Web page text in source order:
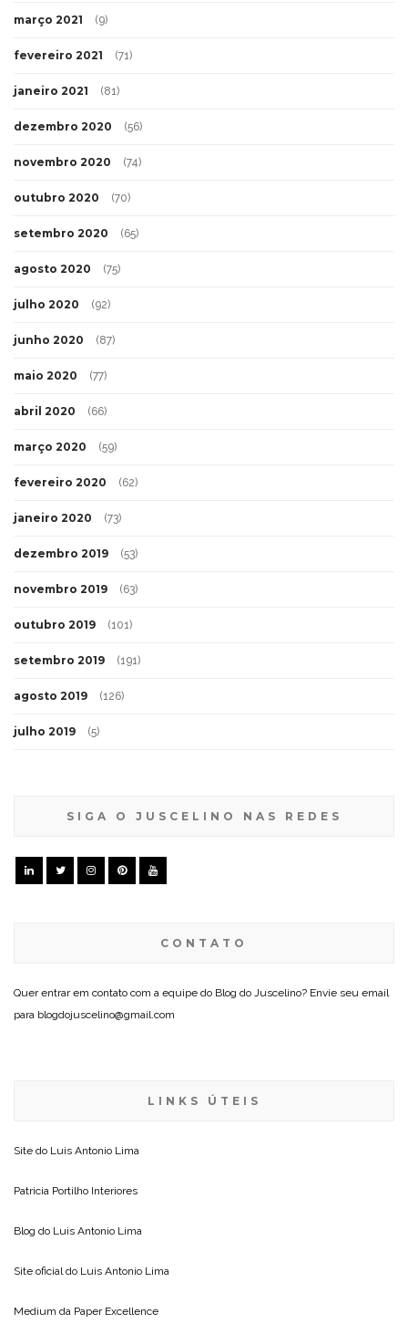
março 2021 (9)
fevereiro 2021 (71)
janeiro 2021 (81)
dezembro 2020 (56)
novembro 2020 (74)
outubro 2020 (70)
setembro 2020 (65)
agosto 2020 (75)
julho 2020 (92)
junho 2020 (87)
maio 2020 (77)
abril 2020 (66)
março 2020 (59)
fevereiro 2020 (62)
janeiro 2020 (73)
dezembro 2019 (53)
novembro 2019 (63)
outubro 2019 (101)
setembro 2019 (191)
agosto 2019 (126)
julho 2019 (5)
SIGA O JUSCELINO NAS REDES
CONTATO
Quer entrar em contato com a equipe do Blog do Juscelino? Envie seu email
para blogdojuscelino@gmail.com
LINKS ÚTEIS
Site do Luis Antonio Lima
Patricia Portilho Interiores
Blog do Luis Antonio Lima
Site oficial do Luis Antonio Lima
Medium da Paper Excellence